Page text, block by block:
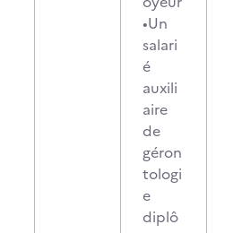
•Un
salari
é
auxili
aire
de
géron
tologi
e
diplô